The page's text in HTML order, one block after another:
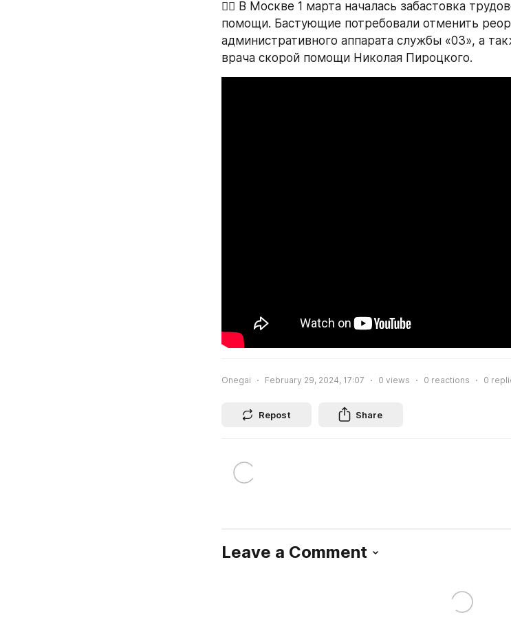
👨‍⚕️ В Москве 1 марта началась забастовка
помощи. Бастующие потребовали отменить
административного аппарата службы «03», а
врача скорой помощи Николая Пироцкого.
Onegai February 29, 2024, 17:07 0 views 0 reactions 0
Repost Share
Leave a Comment